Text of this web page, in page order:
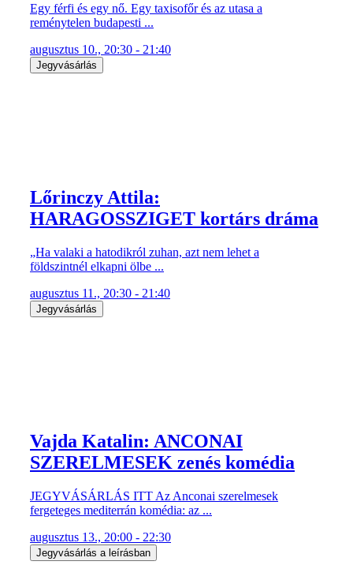
Egy férfi és egy nő. Egy taxisofőr és az utasa a
reménytelen budapesti ...
augusztus 10., 20:30 - 21:40
Jegyvásárlás
Lőrinczy Attila:
HARAGOSSZIGET kortárs dráma
„Ha valaki a hatodikról zuhan, azt nem lehet a
földszintnél elkapni ölbe ...
augusztus 11., 20:30 - 21:40
Jegyvásárlás
Vajda Katalin: ANCONAI
SZERELMESEK zenés komédia
JEGYVÁSÁRLÁS ITT Az Anconai szerelmesek
fergeteges mediterrán komédia: az ...
augusztus 13., 20:00 - 22:30
Jegyvásárlás a leírásban